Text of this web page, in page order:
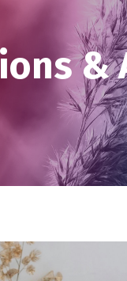
&